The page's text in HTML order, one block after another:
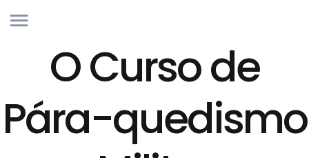
O Curso de
Pára-quedismo